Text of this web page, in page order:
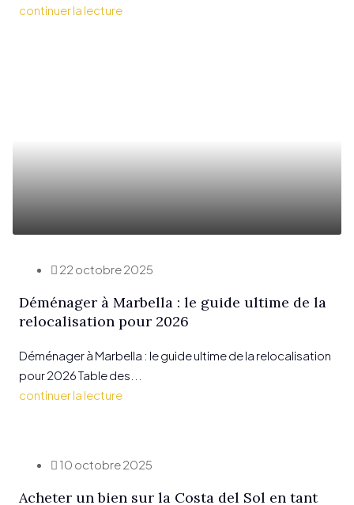
continuer la lecture
22 octobre 2025
Déménager à Marbella : le guide ultime de la
relocalisation pour 2026
Déménager à Marbella : le guide ultime de la relocalisation
pour 2026 Table des...
continuer la lecture
10 octobre 2025
Acheter un bien sur la Costa del Sol en tant